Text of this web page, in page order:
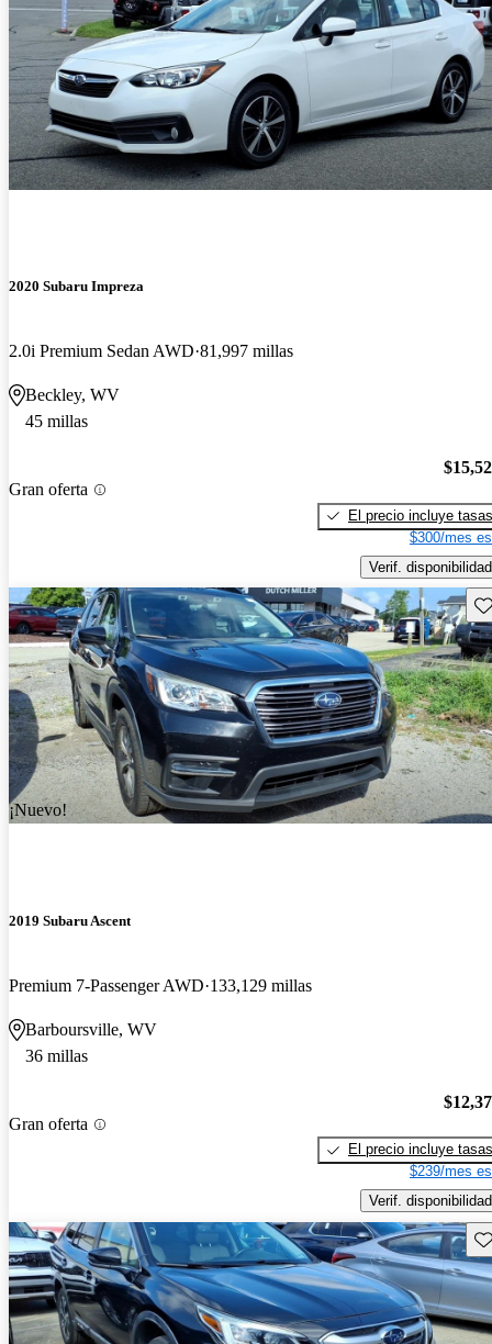
2020 Subaru Impreza
2.0i Premium Sedan AWD 81,997 millas
Beckley, WV
45 millas
Gran oferta
El precio incluye tasas
$300/mes
Verif. disponibilidad
¡Nuevo!
2019 Subaru Ascent
Premium 7-Passenger AWD 133,129 millas
Barboursville, WV
36 millas
Gran oferta
El precio incluye tasas
$239/mes
Verif. disponibilidad